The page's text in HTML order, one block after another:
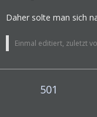
Daher solte man sich
Einmal editiert, zuletzt
501